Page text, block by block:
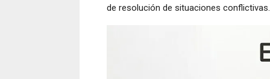
de resolución de situaciones conflictivas.